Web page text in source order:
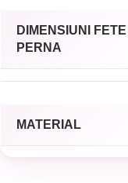
DIMENSIUNI FETE
PERNA
MATERIAL